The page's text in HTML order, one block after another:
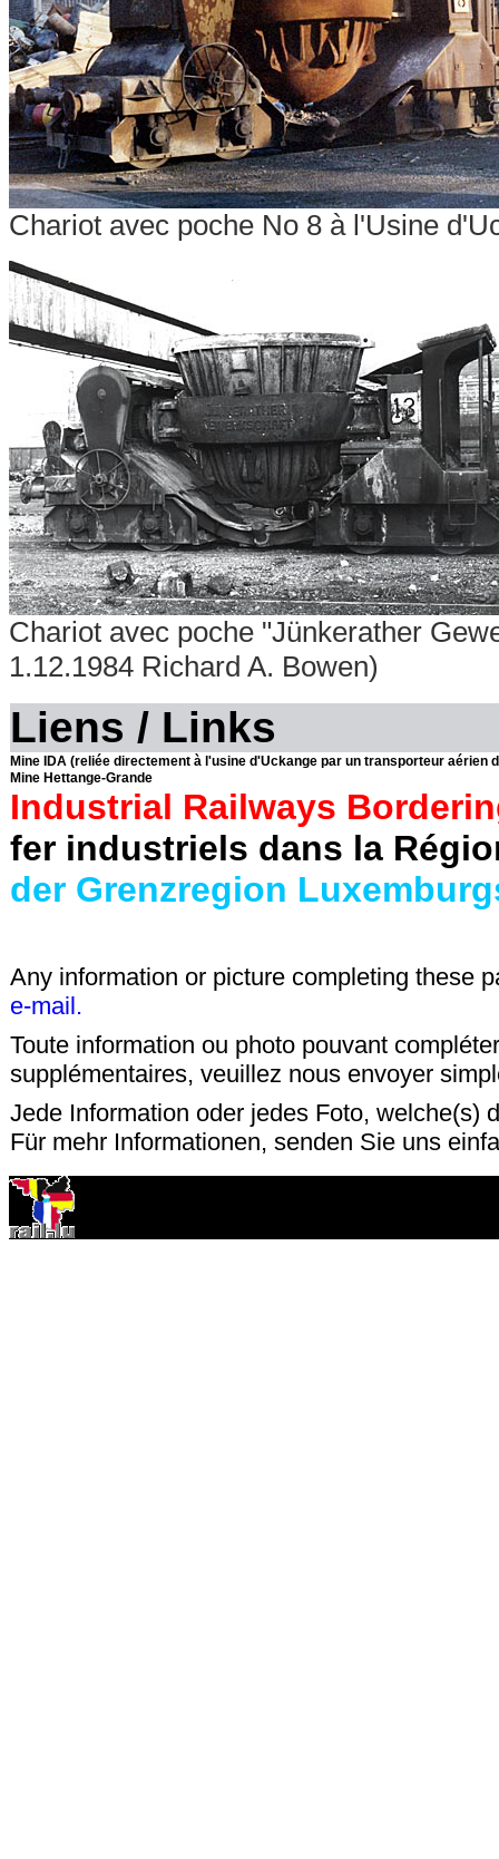
Chariot avec poche No 8 à l'Usine
Chariot avec poche "Jünkerather
1.12.1984 Richard A. Bowen)
Liens / Links
Mine IDA (reliée directement à l'usine d'Uckange par un transporteur aérien
Mine Hettange-Grande
Industrial Railways
fer industriels dans la
der Grenzregion
Any information or picture completing these
e-mail.
Toute information ou photo pouvant
supplémentaires, veuillez nous envoyer
Jede Information oder jedes Foto, welche(s)
Für mehr Informationen, senden Sie uns